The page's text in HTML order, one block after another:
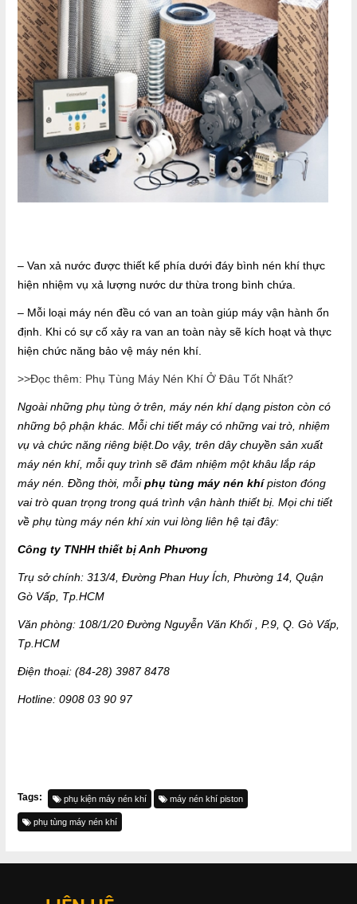
– Van xả nước được thiết kế phía dưới đáy bình nén khí thực
hiện nhiệm vụ xả lượng nước dư thừa trong bình chứa.
– Mỗi loại máy nén đều có van an toàn giúp máy vận hành ổn
định. Khi có sự cố xảy ra van an toàn này sẽ kích hoạt và thực
hiện chức năng bảo vệ máy nén khí.
>>Đọc thêm: Phụ Tùng Máy Nén Khí Ở Đâu Tốt Nhất?
Ngoài những phụ tùng ở trên, máy nén khí dạng piston còn có
những bộ phận khác. Mỗi chi tiết máy có những vai trò, nhiệm
vụ và chức năng riêng biệt.Do vậy, trên dây chuyền sản xuất
máy nén khí, mỗi quy trình sẽ đảm nhiệm một khâu lắp ráp
máy nén. Đồng thời, mỗiphụ tùng máy nén khípiston đóng
vai trò quan trọng trong quá trình vận hành thiết bị. Mọi chi tiết
về phụ tùng máy nén khí xin vui lòng liên hệ tại đây:
Công ty TNHH thiết bị Anh Phương
Trụ sở chính: 313/4, Đường Phan Huy Ích, Phường 14, Quận
Gò Vấp, Tp.HCM
Văn phòng: 108/1/20 Đường Nguyễn Văn Khối , P.9, Q. Gò Vấp,
Tp.HCM
Điện thoại: (84-28) 3987 8478
Hotline: 0908 03 90 97
Tags: phụ kiện máy nén khí máy nén khí piston
phụ tùng máy nén khí